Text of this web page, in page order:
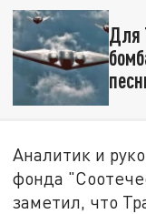
Для
Аналитик и
фонда
заметил, что